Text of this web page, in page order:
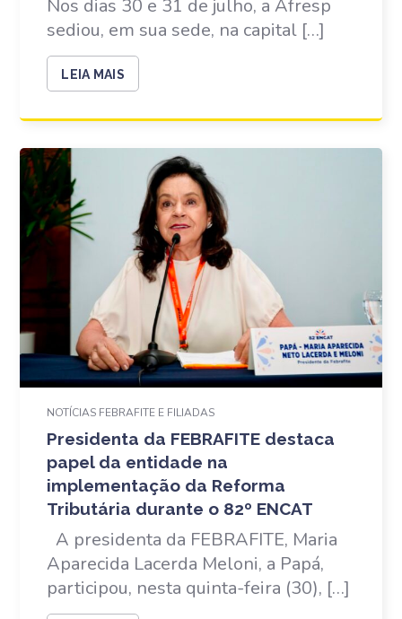
Nos dias 30 e 31 de julho, a Afresp
sediou, em sua sede, na capital […]
LEIA MAIS
NOTÍCIAS FEBRAFITE E FILIADAS
Presidenta da FEBRAFITE destaca
papel da entidade na
implementação da Reforma
Tributária durante o 82º ENCAT
A presidenta da FEBRAFITE, Maria
Aparecida Lacerda Meloni, a Papá,
participou, nesta quinta-feira (30), […]